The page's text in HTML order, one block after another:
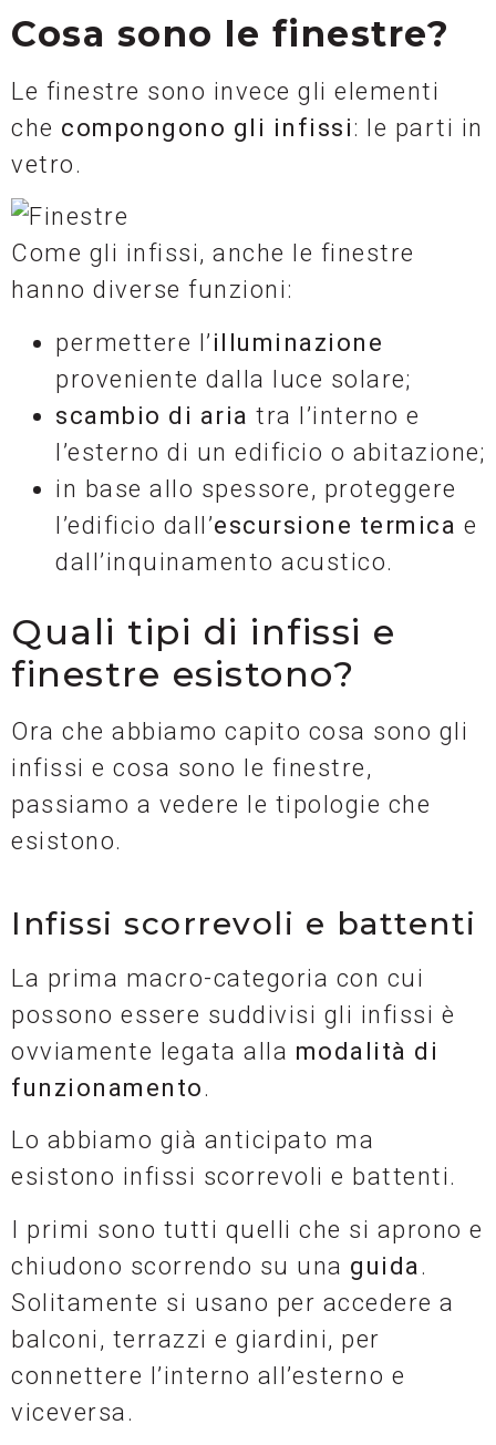
Cosa sono le finestre?
Le finestre sono invece gli elementi
che compongono gli infissi: le parti in
vetro.
Come gli infissi, anche le finestre
hanno diverse funzioni:
permettere l’ illuminazione
proveniente dalla luce solare;
scambio di aria tra l’interno e
l’esterno di un edificio o abitazione;
in base allo spessore, proteggere
l’edificio dall’escursione termica e
dall’inquinamento acustico.
Quali tipi di infissi e
finestre esistono?
Ora che abbiamo capito cosa sono gli
infissi e cosa sono le finestre,
passiamo a vedere le tipologie che
esistono.
Infissi scorrevoli e battenti
La prima macro-categoria con cui
possono essere suddivisi gli infissi è
ovviamente legata alla modalità di
funzionamento.
Lo abbiamo già anticipato ma
esistono infissi scorrevoli e battenti.
I primi sono tutti quelli che si aprono e
chiudono scorrendo su una guida .
Solitamente si usano per accedere a
balconi, terrazzi e giardini, per
connettere l’interno all’esterno e
viceversa.